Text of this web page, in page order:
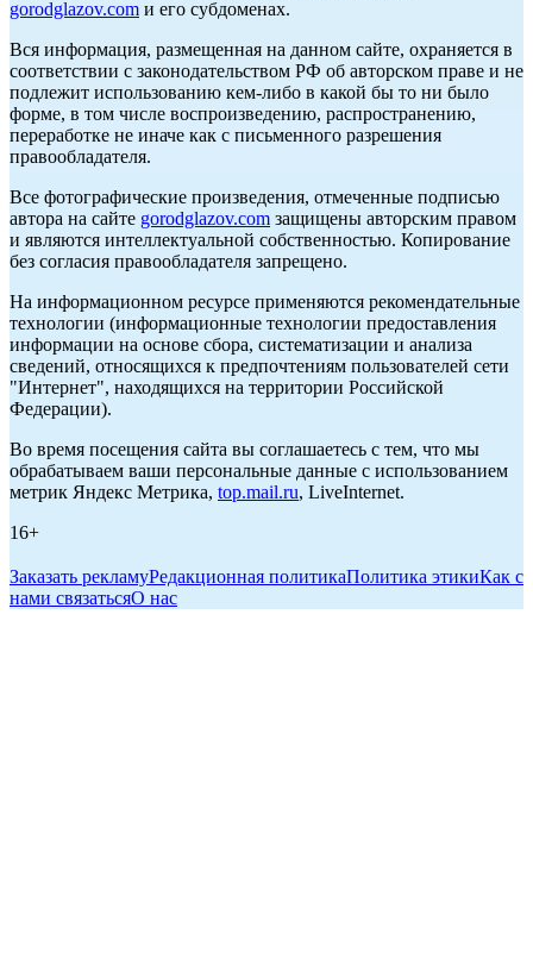
gorodglazov.com и его субдоменах.
Вся информация, размещенная на данном сайте, охраняется в
соответствии с законодательством РФ об авторском праве и не
подлежит использованию кем-либо в какой бы то ни было
форме, в том числе воспроизведению, распространению,
переработке не иначе как с письменного разрешения
правообладателя.
Все фотографические произведения, отмеченные подписью
автора на сайте gorodglazov.com защищены авторским правом
и являются интеллектуальной собственностью. Копирование
без согласия правообладателя запрещено.
На информационном ресурсе применяются рекомендательные
технологии (информационные технологии предоставления
информации на основе сбора, систематизации и анализа
сведений, относящихся к предпочтениям пользователей сети
"Интернет", находящихся на территории Российской
Федерации).
Во время посещения сайта вы соглашаетесь с тем, что мы
обрабатываем ваши персональные данные с использованием
метрик Яндекс Метрика, top.mail.ru, LiveInternet.
16+
Заказать рекламуРедакционная политикаПолитика этикиКак с
нами связатьсяО нас